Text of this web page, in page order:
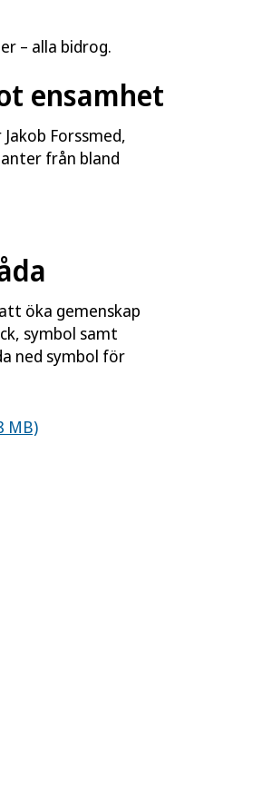
– alla bidrog.
ensamhet
Forssmed,
från bland
öka gemenskap
symbol samt
ned symbol för
MB)